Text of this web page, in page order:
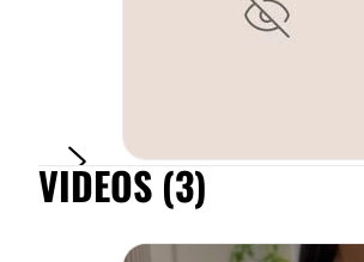
TRATAMIENTOS CELULITIS
VIDEOS (3)